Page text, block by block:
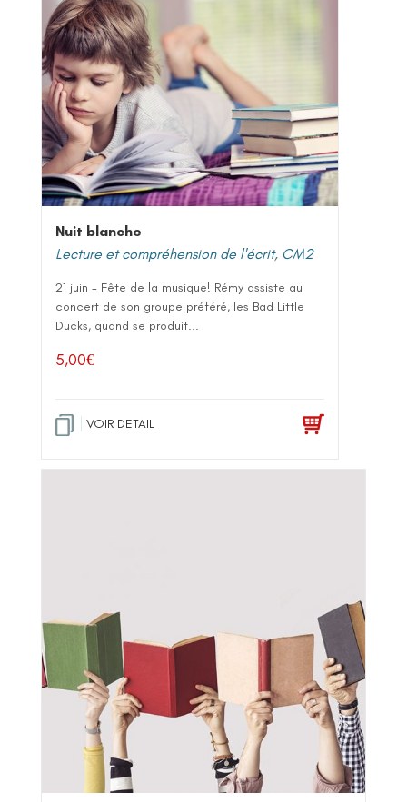
Nuit blanche
Lecture et compréhension de l'écrit, CM2
21 juin - Fête de la musique! Rémy assiste au
concert de son groupe préféré, les Bad Little
Ducks, quand se produit...
5,00€
VOIR DETAIL